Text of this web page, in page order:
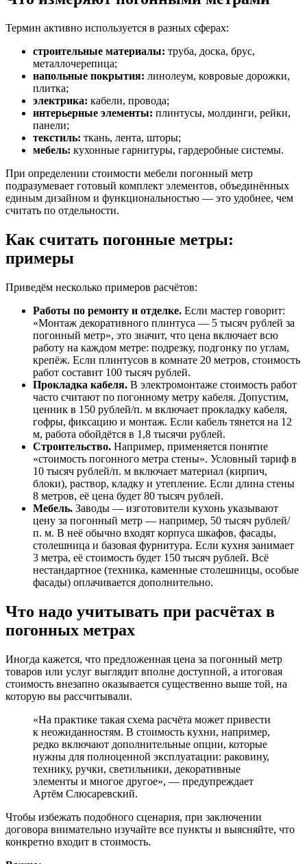
Термин активно используется в разных сферах:
строительные материалы: труба, доска, брус,
металлочерепица;
напольные покрытия: линолеум, ковровые дорожки,
плитка;
электрика: кабели, провода;
интерьерные элементы: плинтусы, молдинги, рейки,
панели;
текстиль: ткань, лента, шторы;
мебель: кухонные гарнитуры, гардеробные системы.
При определении стоимости мебели погонный метр
подразумевает готовый комплект элементов, объединённых
единым дизайном и функциональностью — это удобнее, чем
считать по отдельности.
Как считать погонные метры:
примеры
Приведём несколько примеров расчётов:
Работы по ремонту и отделке. Если мастер говорит:
«Монтаж декоративного плинтуса — 5 тысяч рублей за
погонный метр», это значит, что цена включает всю
работу на каждом метре: подрезку, подгонку по углам,
крепёж. Если плинтусов в комнате 20 метров, стоимость
работ составит 100 тысяч рублей.
Прокладка кабеля. В электромонтаже стоимость работ
часто считают по погонному метру кабеля. Допустим,
ценник в 150 рублей/п. м включает прокладку кабеля,
гофры, фиксацию и монтаж. Если кабель тянется на 12
м, работа обойдётся в 1,8 тысячи рублей.
Строительство. Например, применяется понятие
«стоимость погонного метра стены». Условный тариф в
10 тысяч рублей/п. м включает материал (кирпич,
блоки), раствор, кладку и утепление. Если длина стены
8 метров, её цена будет 80 тысяч рублей.
Мебель. Заводы — изготовители кухонь указывают
цену за погонный метр — например, 50 тысяч рублей/
п. м. В неё обычно входят корпуса шкафов, фасады,
столешница и базовая фурнитура. Если кухня занимает
3 метра, её стоимость будет 150 тысяч рублей. Всё
нестандартное (техника, каменные столешницы, особые
фасады) оплачивается дополнительно.
Что надо учитывать при расчётах в
погонных метрах
Иногда кажется, что предложенная цена за погонный метр
товаров или услуг выглядит вполне доступной, а итоговая
стоимость внезапно оказывается существенно выше той, на
которую вы рассчитывали.
«На практике такая схема расчёта может привести
к неожиданностям. В стоимость кухни, например,
редко включают дополнительные опции, которые
нужны для полноценной эксплуатации: раковину,
технику, ручки, светильники, декоративные
элементы и многое другое», — предупреждает
Артём Слюсаревский.
Чтобы избежать подобного сценария, при заключении
договора внимательно изучайте все пункты и выясняйте, что
конкретно входит в стоимость.